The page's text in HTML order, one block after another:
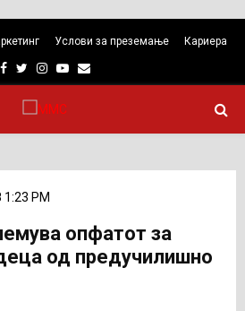
Услови за преземање Кариера
Facebook
TwitterInstagram
Youtube
Email
PM
опфатот за
од предучилишно